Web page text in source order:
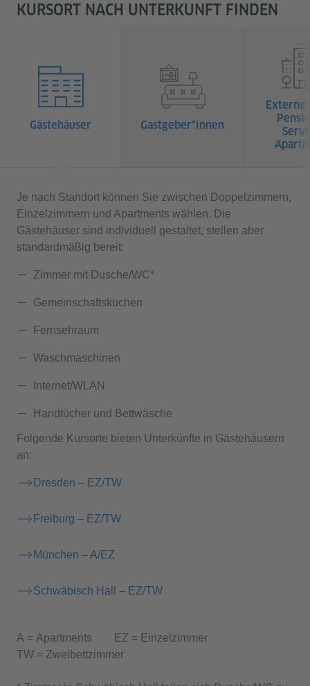
KURSORT NACH UNTERKUNFT FINDEN
Gästehäuser Gastgeber*innen
Externe
Je nach Standort können Sie zwischen Doppelzimmern,
Einzelzimmern und Apartments wählen. Die
Gästehäuser sind individuell gestaltet, stellen aber
standardmäßig bereit:
Zimmer mit Dusche/WC*
Gemeinschaftsküchen
Fernsehraum
Waschmaschinen
Internet/WLAN
Handtücher und Bettwäsche
Folgende Kursorte bieten Unterkünfte in Gästehäusern
an:
Dresden – EZ/TW
Freiburg – EZ/TW
München – A/EZ
Schwäbisch Hall – EZ/TW
A = Apartments EZ = Einzelzimmer
TW = Zweibettzimmer